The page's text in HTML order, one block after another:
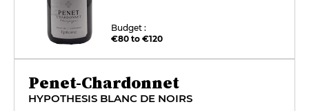
Budget :
€80 to €120
Penet-Chardonnet
HYPOTHESIS BLANC DE NOIRS